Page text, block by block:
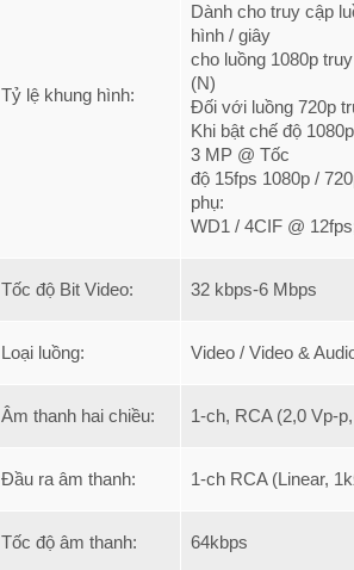
Tỷ lệ khung hình:
Dành cho truy cập
hình / giây
cho luồng 1080p
(N)
Đối với luồng 720p
Khi bật chế độ
3 MP @ Tốc
độ 15fps 1080p /
phụ:
WD1 / 4CIF @
Tốc độ Bit Video: 32 kbps-6 Mbps
Loại luồng: Video / Video &
Âm thanh hai chiều: 1-ch, RCA (2,0 Vp-
Đầu ra âm thanh: 1-ch RCA (Linear,
Tốc độ âm thanh: 64kbps